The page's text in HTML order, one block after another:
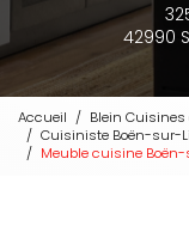
42990
Accueil
Blein
Cuisiniste Boën-sur-
Meuble cuisine